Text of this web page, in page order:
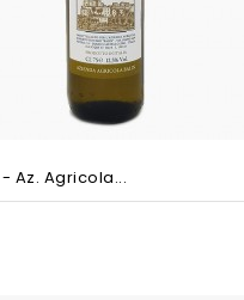
Az. Agricola...